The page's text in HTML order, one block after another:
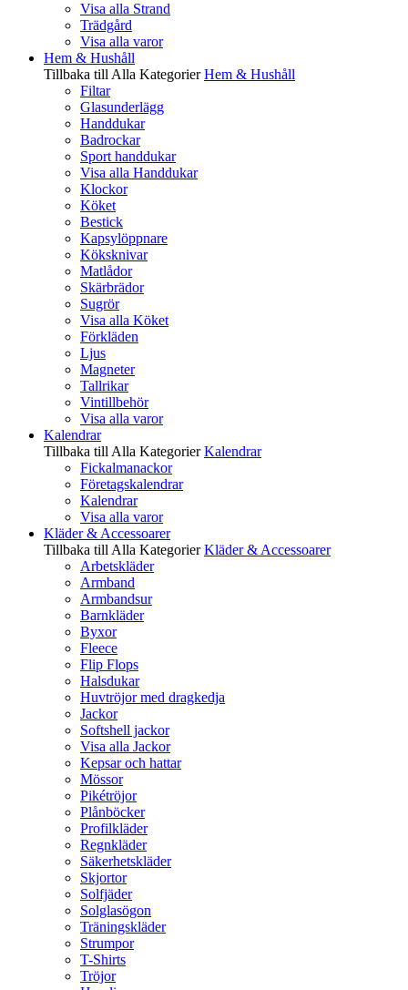
Visa alla Strand
Trädgård
Visa alla varor
Hem & Hushåll
Tillbaka till Alla Kategorier Hem & Hushåll
Filtar
Glasunderlägg
Handdukar
Badrockar
Sport handdukar
Visa alla Handdukar
Klockor
Köket
Bestick
Kapsylöppnare
Köksknivar
Matlådor
Skärbrädor
Sugrör
Visa alla Köket
Förkläden
Ljus
Magneter
Tallrikar
Vintillbehör
Visa alla varor
Kalendrar
Tillbaka till Alla Kategorier Kalendrar
Fickalmanackor
Företagskalendrar
Kalendrar
Visa alla varor
Kläder & Accessoarer
Tillbaka till Alla Kategorier Kläder & Accessoarer
Arbetskläder
Armband
Armbandsur
Barnkläder
Byxor
Fleece
Flip Flops
Halsdukar
Huvtröjor med dragkedja
Jackor
Softshell jackor
Visa alla Jackor
Kepsar och hattar
Mössor
Pikétröjor
Plånböcker
Profilkläder
Regnkläder
Säkerhetskläder
Skjortor
Solfjäder
Solglasögon
Träningskläder
Strumpor
T-Shirts
Tröjor